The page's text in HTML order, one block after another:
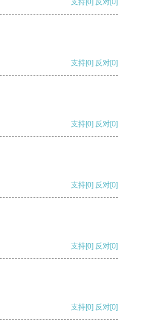
支持 [0] 反对 [0]
支持[0] 反对[0]
支持[0] 反对[0]
支持[0] 反对[0]
支持[0] 反对[0]
支持[0] 反对[0]